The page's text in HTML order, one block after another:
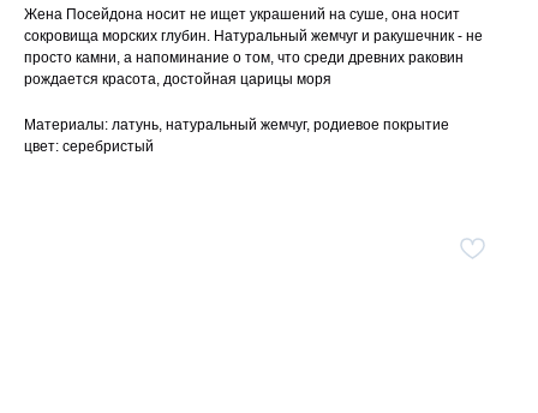
Жена Посейдона носит не ищет украшений на суше, она носит
сокровища морских глубин. Натуральный жемчуг и ракушечник - не
просто камни, а напоминание о том, что среди древних раковин
рождается красота, достойная царицы моря
Материалы: латунь, натуральный жемчуг, родиевое покрытие
цвет: серебристый